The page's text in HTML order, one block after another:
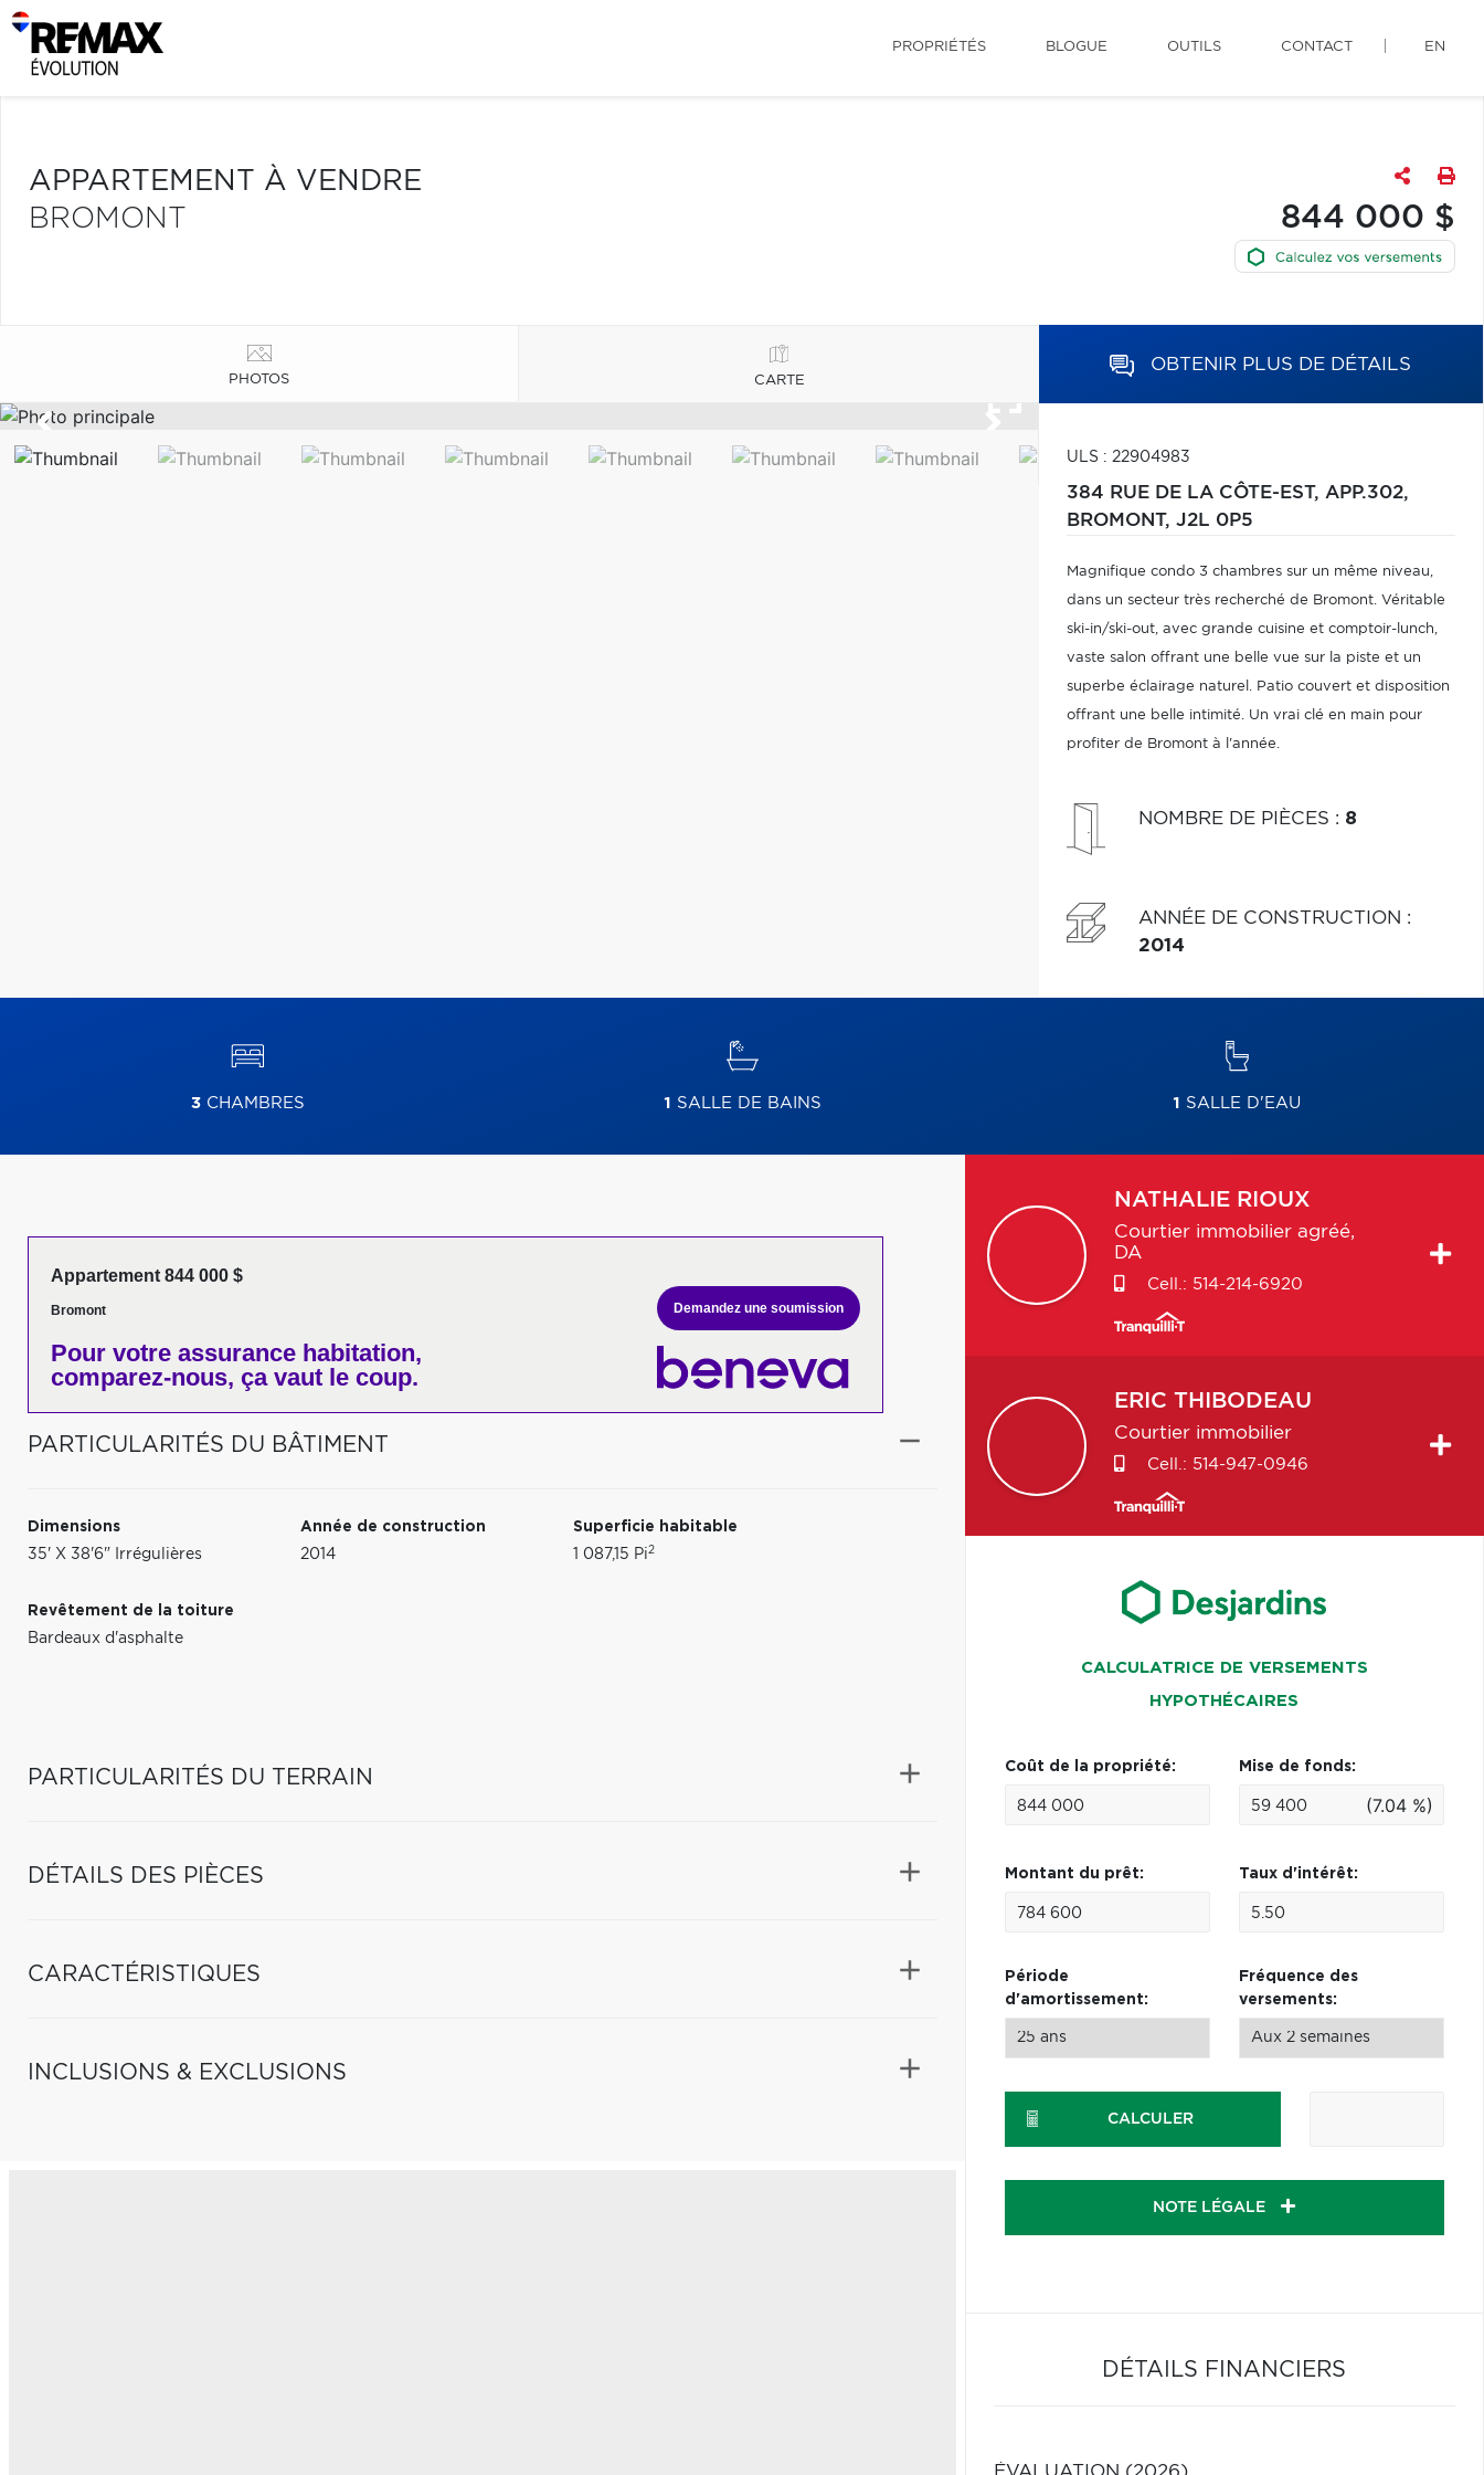
PROPRIÉTÉS BLOGUE OUTILS CONTACT EN
APPARTEMENT À VENDRE
BROMONT
844 000 $
PHOTOS CARTE
OBTENIR PLUS DE DÉTAILS
ULS : 22904983
384 RUE DE LA CÔTE-EST, APP.302,
BROMONT, J2L 0P5
Magnifique condo 3 chambres sur un même niveau,
dans un secteur très recherché de Bromont. Véritable
ski-in/ski-out, avec grande cuisine et comptoir-lunch,
vaste salon offrant une belle vue sur la piste et un
superbe éclairage naturel. Patio couvert et disposition
offrant une belle intimité. Un vrai clé en main pour
profiter de Bromont à l'année.
NOMBRE DE PIÈCES : 8
ANNÉE DE CONSTRUCTION :
2014
3CHAMBRES 1 SALLE DE BAINS 1 SALLE D'EAU
Appartement 844 000 $
Bromont
Pour votre assurance habitation,
comparez-nous, ça vaut le coup.
Demandez une soumission
PARTICULARITÉS DU BÂTIMENT
Dimensions
35' X 38'6" Irrégulières
Année de construction
2014
Superficie habitable
1 087,15 Pi2
Revêtement de la toiture
Bardeaux d'asphalte
PARTICULARITÉS DU TERRAIN
DÉTAILS DES PIÈCES
CARACTÉRISTIQUES
INCLUSIONS & EXCLUSIONS
NATHALIE RIOUX
Courtier immobilier agréé,
DA
Cell.: 514-214-6920
ERIC THIBODEAU
Courtier immobilier
Cell.: 514-947-0946
CALCULATRICE DE VERSEMENTS
HYPOTHÉCAIRES
Coût de la propriété: Mise de fonds:
(7.04 %)
Montant du prêt: Taux d'intérêt:
Période
d'amortissement:
Fréquence des
versements:
CALCULER
NOTE LÉGALE
DÉTAILS FINANCIERS